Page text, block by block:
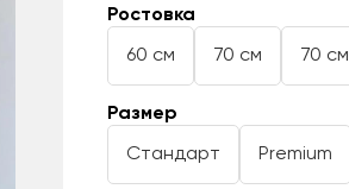
Ростовка
60 см 70 см 70 см
Размер
Стандарт Premium